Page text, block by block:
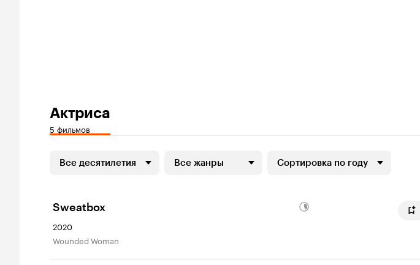
Актриса
5 фильмов
Все десятилетия Все жанры Сортировка по году
Sweatbox
2020
Wounded Woman